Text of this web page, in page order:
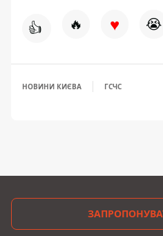
👍 🔥 ♥ 😭
НОВИНИ КИЄВА ГСЧС